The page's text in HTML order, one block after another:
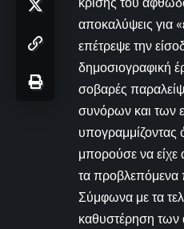
αποκαλύψεις για
επέτρεψε την
δημοσιογραφική
σοβαρές
συνόρων και των
υπογραμμίζοντας
μπορούσε να είχε
τα προβλεπόμενα
Σύμφωνα με τα
καθυστέρηση